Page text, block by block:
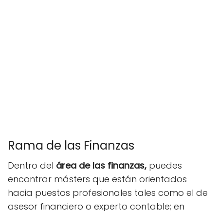
Rama de las Finanzas
Dentro del área de las finanzas, puedes
encontrar másters que están orientados
hacia puestos profesionales tales como el de
asesor financiero o experto contable; en